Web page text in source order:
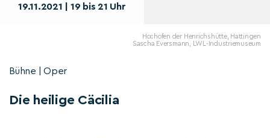
19.11.2021 | 19 bis 21 Uhr
Hochofen der Henrichshütte, Hattingen
Sascha Eversmann, LWL-Industriemuseum
Bühne | Oper
Die heilige Cäcilia